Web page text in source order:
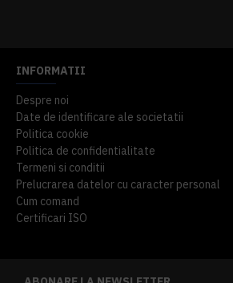
INFORMATII
Despre noi
Date de identificare ale societatii
Politica cookie
Politica de confidentialitate
Termeni si conditii
Prelucrarea datelor cu caracter personal
Cum comand
Certificari ISO